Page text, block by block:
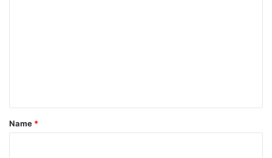
*
Name *